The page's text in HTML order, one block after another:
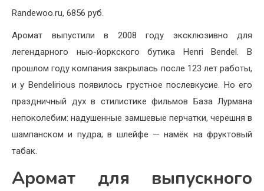
Randewoo.ru, 6856 руб.​
Аромат выпустили в 2008 году эксклюзивно для
легендарного нью-йоркского бутика Henri Bendel. В
прошлом году компания закрылась после 123 лет работы,
и у Bendelirious появилось грустное послевкусие. Но его
праздничный дух в стилистике фильмов База Лурмана
непоколебим: надушенные замшевые перчатки, черешня в
шампанском и пудра; в шлейфе — намёк на фруктовый
табак.
Аромат для выпускного